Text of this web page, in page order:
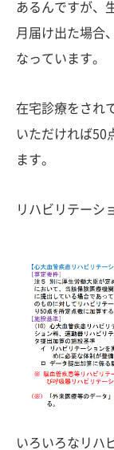
あるんですが、
月届け出た場合
なっています。
在宅診療をされ
いただければ50
ます。
リハビリテーシ
いろいろなリハ